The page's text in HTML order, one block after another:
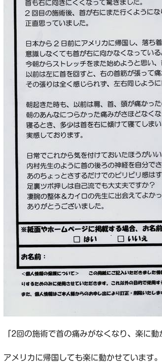
「2回の施術で首の痛みがなくなり、楽に動
アメリカに帰国しても楽に動かせています